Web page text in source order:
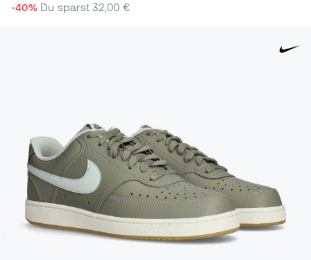
-40% Du sparst32,00 €